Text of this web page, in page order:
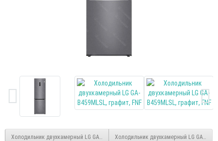
Холодильник двухкамерный LG GA-B459CLSL графит (A)Холодильник двухкамерный LG GA-